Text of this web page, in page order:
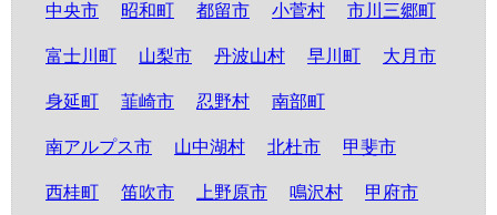
中央市
昭和町 都留市 小菅村 市川三郷町
富士川町 山梨市 丹波山村 早川町 大月市
身延町 韮崎市 忍野村 南部町
南アルプス市 山中湖村 北杜市 甲斐市
西桂町 笛吹市 上野原市 鳴沢村 甲府市